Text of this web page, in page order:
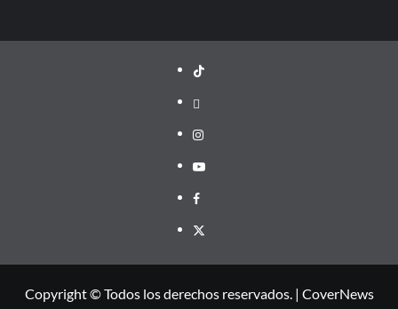
TikTok
threads
Instagram
Youtube
Facebook
X
Copyright © Todos los derechos reservados. | CoverNews